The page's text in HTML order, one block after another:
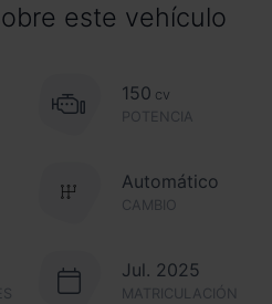
este vehículo
150 cv
POTENCIA
CAMBIO
Automático
Jul. 2025
MATRICULACIÓN